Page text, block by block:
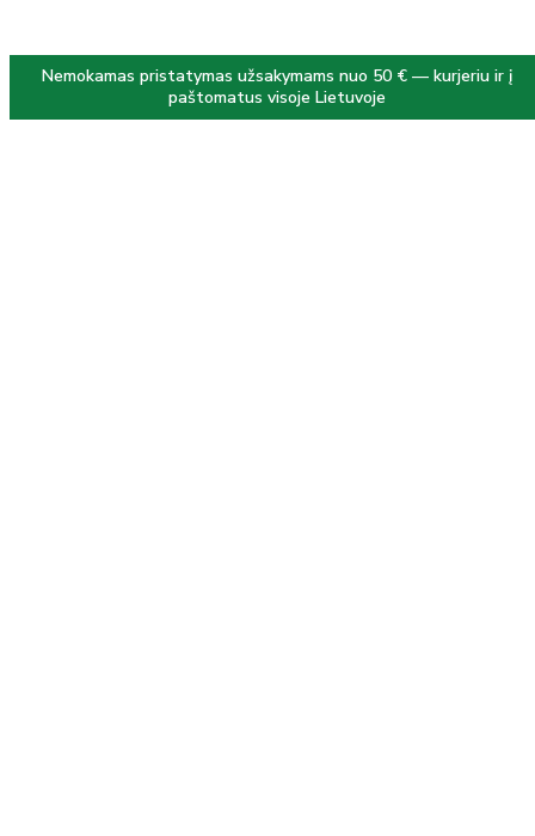
Nemokamas pristatymas užsakymams nuo 50 € — kurjeriu ir į
paštomatus visoje Lietuvoje